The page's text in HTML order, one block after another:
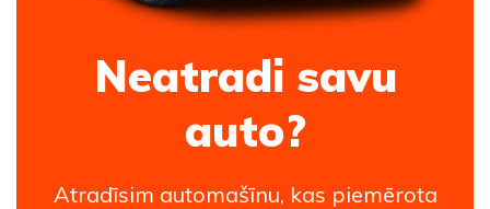
Neatradi savu
auto?
Atradīsim automašīnu, kas piemērota